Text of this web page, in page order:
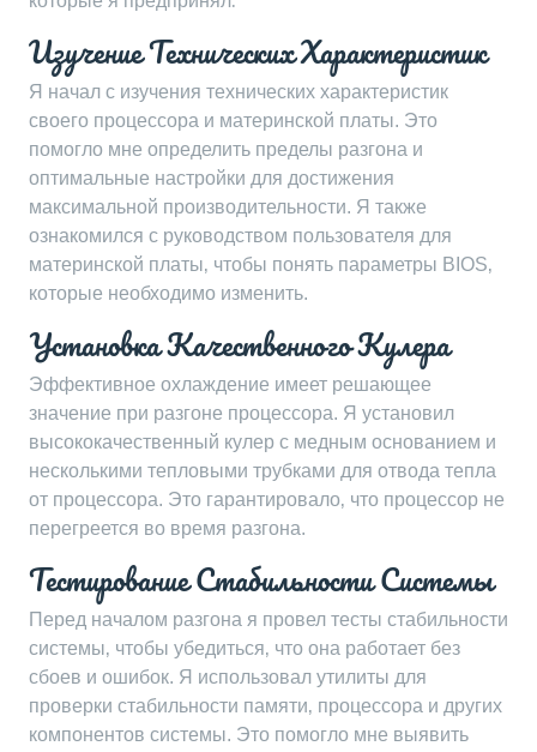
Изучение Технических Характеристик
Я начал с изучения технических характеристик
своего процессора и материнской платы. Это
помогло мне определить пределы разгона и
оптимальные настройки для достижения
максимальной производительности. Я также
ознакомился с руководством пользователя для
материнской платы‚ чтобы понять параметры BIOS‚
которые необходимо изменить.
Установка Качественного Кулера
Эффективное охлаждение имеет решающее
значение при разгоне процессора. Я установил
высококачественный кулер с медным основанием и
несколькими тепловыми трубками для отвода тепла
от процессора. Это гарантировало‚ что процессор не
перегреется во время разгона.
Тестирование Стабильности Системы
Перед началом разгона я провел тесты стабильности
системы‚ чтобы убедиться‚ что она работает без
сбоев и ошибок. Я использовал утилиты для
проверки стабильности памяти‚ процессора и других
компонентов системы. Это помогло мне выявить